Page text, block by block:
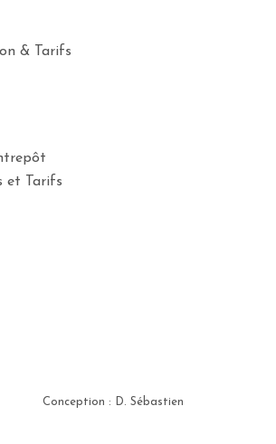
& Tarifs
et Tarifs
Conception : D. Sébastien